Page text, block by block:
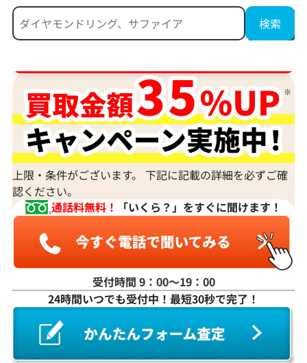
上限・条件がございます。 下記に記載の詳細を必ずご確
認ください。
通話料無料！
「いくら？」をすぐに聞けます！
受付時間 9：00〜19：00
24時間いつでも受付中！最短30秒で完了！